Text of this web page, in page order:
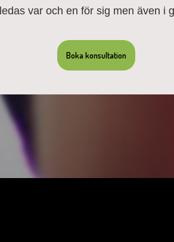
var och en för sig men även i
Boka konsultation